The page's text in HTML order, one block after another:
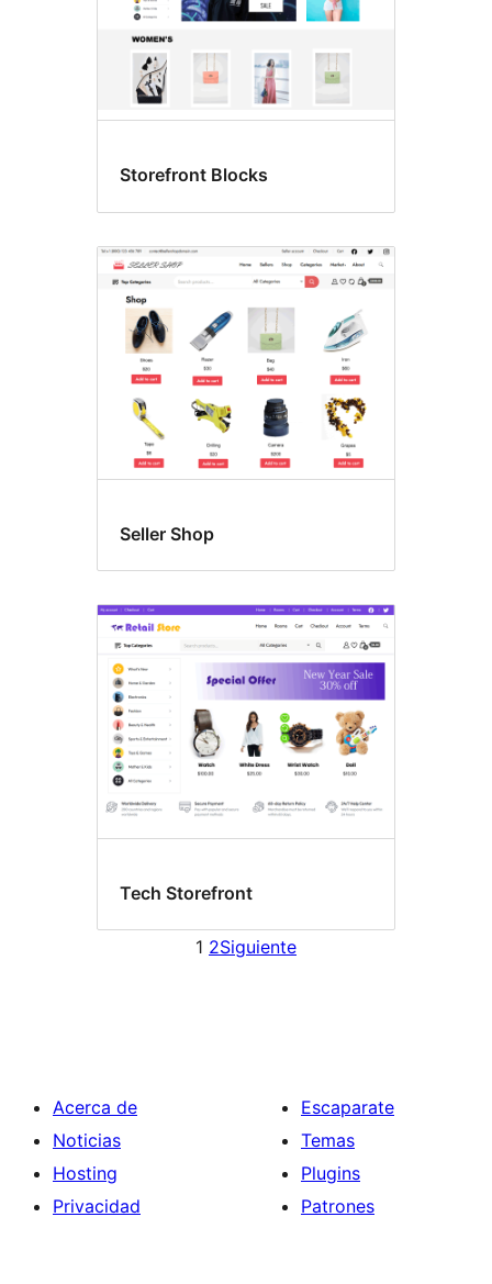
Storefront Blocks
Seller Shop
Tech Storefront
1 2Siguiente
Acerca de
Noticias
Hosting
Privacidad
Escaparate
Temas
Plugins
Patrones